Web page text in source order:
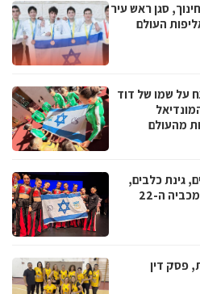
סגן ראש עיר
העולם
כביש 443 הונצח על שמו של דוד
מהעולם
גינת כלבים,
ה-22
פסק דין